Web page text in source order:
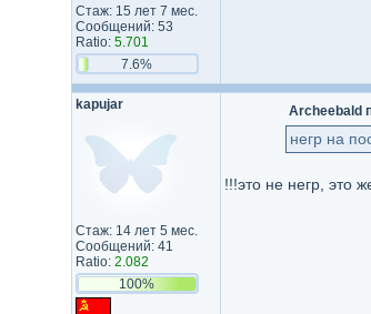
Стаж: 15 лет 7 мес.
Сообщений: 53
Ratio: 5.701
7.6%
kapujar
Стаж: 14 лет 5 мес.
Сообщений: 41
Ratio: 2.082
100%
Archeebald
негр на
!!!это не негр, это